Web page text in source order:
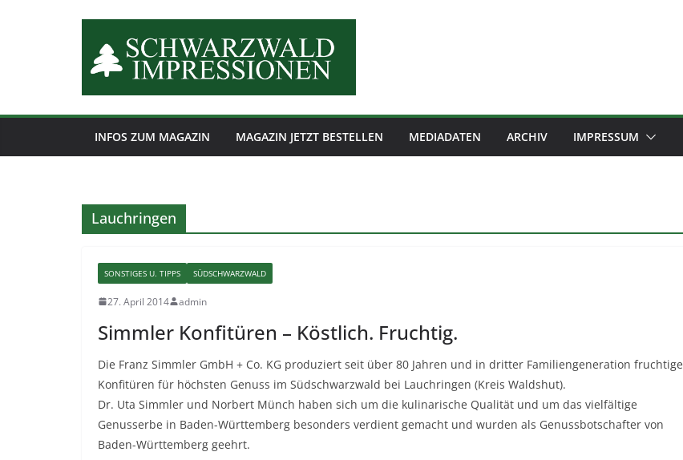
INFOS ZUM MAGAZIN MAGAZIN JETZT BESTELLEN MEDIADATEN ARCHIV IMPRESSUM
Lauchringen
SONSTIGES U. TIPPS SÜDSCHWARZWALD
27. April 2014 admin
Simmler Konfitüren – Köstlich. Fruchtig.
Die Franz Simmler GmbH + Co. KG produziert seit über 80 Jahren und in dritter Familiengeneration fruchtige
Konﬁtüren für höchsten Genuss im Südschwarzwald bei Lauchringen (Kreis Waldshut).
Dr. Uta Simmler und Norbert Münch haben sich um die kulinarische Qualität und um das vielfältige
Genusserbe in Baden-Württemberg besonders verdient gemacht und wurden als Genussbotschafter von
Baden-Württemberg geehrt.